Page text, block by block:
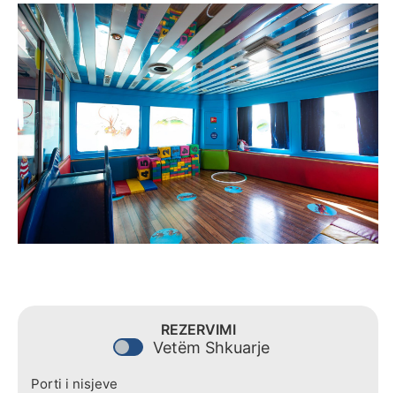
REZERVIMI
Vetëm Shkuarje
Porti i nisjeve